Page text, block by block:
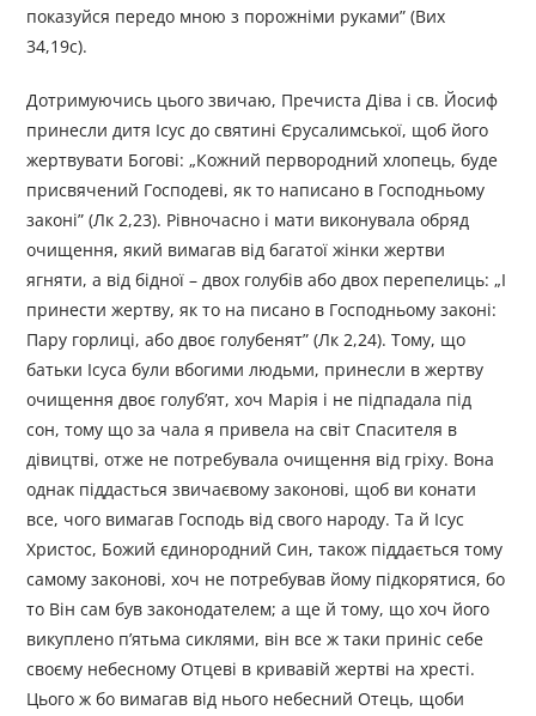
показуйся передо мною з порожніми руками” (Bиx
34,19с).
Дотримуючись цього звичаю, Пречиста Діва і св. Йосиф
принесли дитя Ісус до святині Єрусалимської, щоб його
жертвувати Богові: „Кожний первородний хлопець, буде
присвячений Господеві, як то написано в Господньому
законі” (Лк 2,23). Рівночасно і мати виконувала обряд
очищення, який вимагав від багатої жінки жертви
ягняти, а від бідної – двох голубів або двох перепелиць: „I
принести жертву, як то на писано в Господньому законі:
Пару горлиці, або двоє голубенят” (Лк 2,24). Тому, що
батьки Ісуса були вбогими людьми, принесли в жертву
очищення двоє голуб’ят, хоч Марія і не підпадала під
сон, тому що за чала я привела на світ Спасителя в
дівицтві, отже не потребувала очищення від гріху. Вона
однак піддасться звичаєвому законові, щоб ви конати
все, чого вимагав Господь від свого народу. Та й Ісус
Христос, Божий єдинородний Син, також піддається тому
самому законові, хоч не потребував йому підкорятися, бо
то Він сам був законодателем; а ще й тому, що хоч його
викуплено п’ятьма сиклями, він все ж таки приніс себе
своєму небесному Отцеві в кривавій жертві на хресті.
Цього ж бо вимагав від нього небесний Отець, щоби